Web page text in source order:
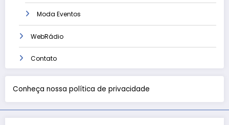
Moda Eventos
WebRádio
Contato
Conheça nossa política de privacidade